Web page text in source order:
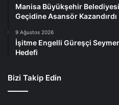
Manisa Büyükşehir
Geçidine Asansör Kazandırdı
9 Ağustos 2026
İşitme Engelli Güreşçi
Hedefi
Bizi Takip Edin